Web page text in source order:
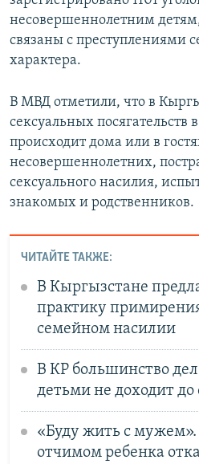
несовершеннолетним
связаны с преступлениями
характера.
В МВД отметили, что в
сексуальных
происходит дома или в
несовершеннолетних,
сексуального насилия,
знакомых и родственников.
ЧИТАЙТЕ ТАКЖЕ:
В Кыргызстане
практику
семейном насилии
В КР большинство
детьми не доходит до
«Буду жить с
отчимом ребенка